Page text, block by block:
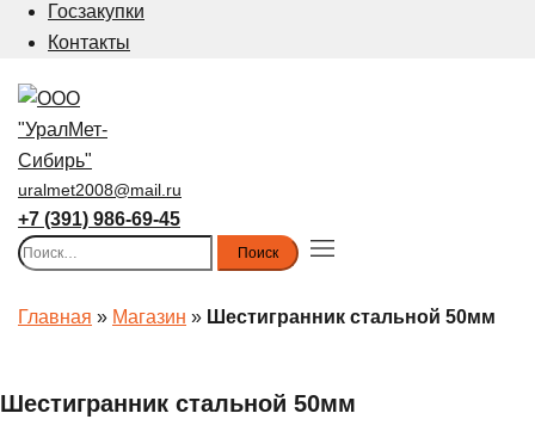
Госзакупки
Контакты
uralmet2008@mail.ru
+7 (391) 986-69-45
Найти:
Главная » Магазин » Шестигранник стальной 50мм
Шестигранник стальной 50мм